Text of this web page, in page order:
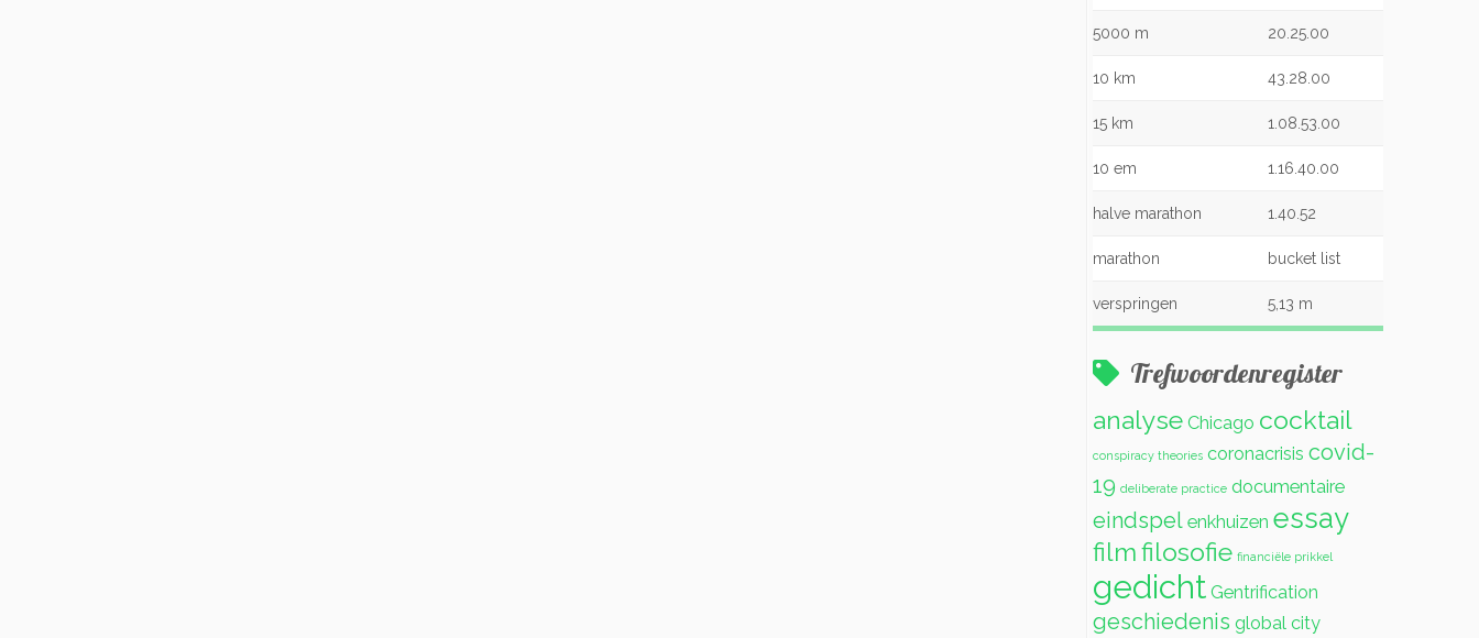
5000 m 20.25.00
10 km 43.28.00
15 km 1.08.53.00
10 em 1.16.40.00
halve marathon 1.40.52
marathon bucket list
verspringen 5,13 m
Trefwoordenregister
analyse Chicago cocktail
conspiracy theories coronacrisis covid-
19 deliberate practice documentaire
eindspel enkhuizen essay
filmfilosofie financiële prikkel
gedicht Gentrification
geschiedenis global city